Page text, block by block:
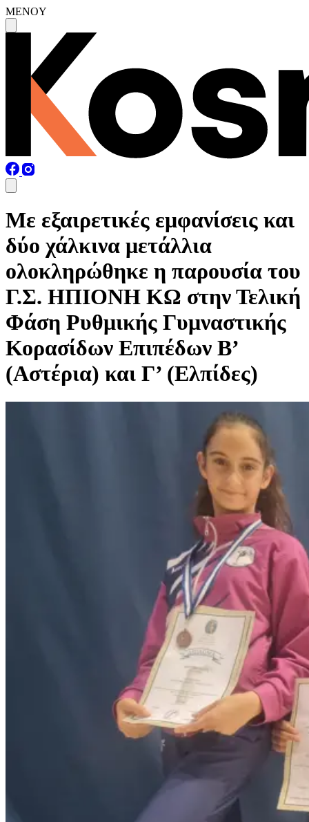
MENOY
Με εξαιρετικές εμφανίσεις και
δύο χάλκινα μετάλλια
ολοκληρώθηκε η παρουσία του
Γ.Σ. ΗΠΙΟΝΗ ΚΩ στην Τελική
Φάση Ρυθμικής Γυμναστικής
Κορασίδων Επιπέδων Β’
(Αστέρια) και Γ’ (Ελπίδες)